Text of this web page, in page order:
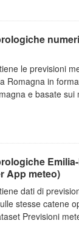
le previsioni
Romagna in
e basate sui
App meteo)
dati di
stesse catene
Previsioni